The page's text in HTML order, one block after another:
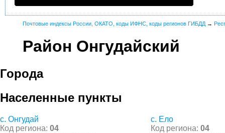
Почтовые индексы России, ОКАТО, коды ИФНС, коды регионов ГИБДД →
Район Онгудайский
Города
Населенные пункты
с. Онгудай
Код региона: 04
с. Ело
Код региона: 04